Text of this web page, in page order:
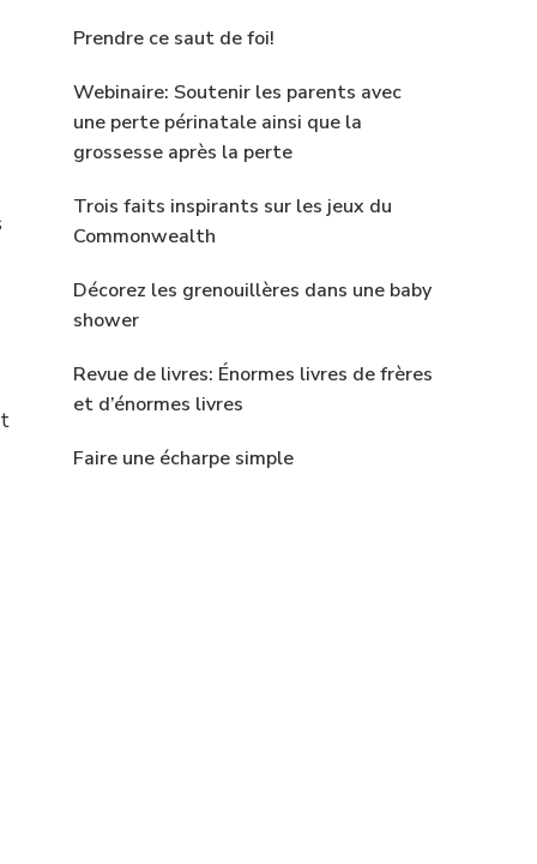
Prendre ce saut de foi!
Webinaire: Soutenir les parents avec
une perte périnatale ainsi que la
grossesse après la perte
Trois faits inspirants sur les jeux du
Commonwealth
Décorez les grenouillères dans une baby
shower
Revue de livres: Énormes livres de frères
et d’énormes livres
Faire une écharpe simple